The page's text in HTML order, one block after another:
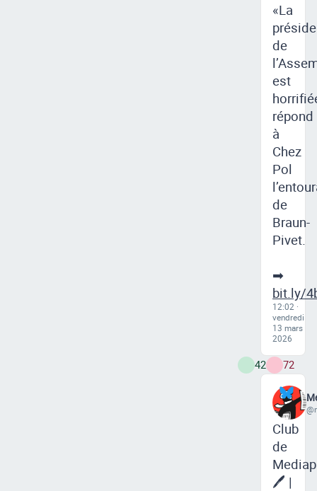
«La
de
est
répond
à
Chez
Pol
de
Braun-
Pivet.
➡
bit.ly/
12:02 ·
vendredi
13 mars
2026
42 72
Club
de
🖊 |